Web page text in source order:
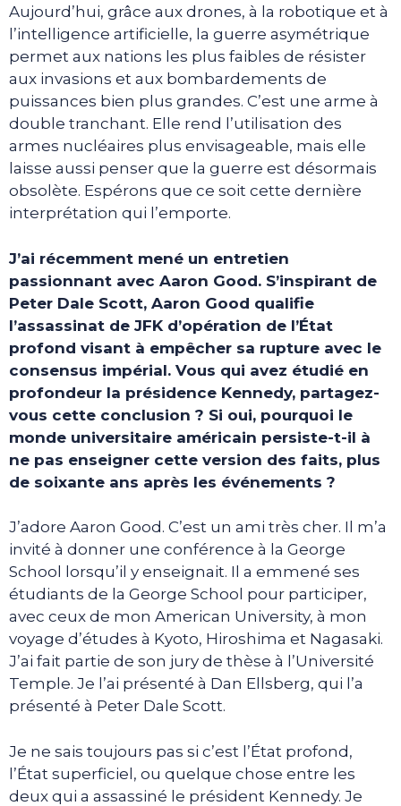
Aujourd’hui, grâce aux drones, à la robotique et à
l’intelligence artificielle, la guerre asymétrique
permet aux nations les plus faibles de résister
aux invasions et aux bombardements de
puissances bien plus grandes. C’est une arme à
double tranchant. Elle rend l’utilisation des
armes nucléaires plus envisageable, mais elle
laisse aussi penser que la guerre est désormais
obsolète. Espérons que ce soit cette dernière
interprétation qui l’emporte.
J’ai récemment mené un entretien
passionnant avec Aaron Good. S’inspirant de
Peter Dale Scott, Aaron Good qualifie
l’assassinat de JFK d’opération de l’État
profond visant à empêcher sa rupture avec le
consensus impérial. Vous qui avez étudié en
profondeur la présidence Kennedy, partagez-
vous cette conclusion ? Si oui, pourquoi le
monde universitaire américain persiste-t-il à
ne pas enseigner cette version des faits, plus
de soixante ans après les événements ?
J’adore Aaron Good. C’est un ami très cher. Il m’a
invité à donner une conférence à la George
School lorsqu’il y enseignait. Il a emmené ses
étudiants de la George School pour participer,
avec ceux de mon American University, à mon
voyage d’études à Kyoto, Hiroshima et Nagasaki.
J’ai fait partie de son jury de thèse à l’Université
Temple. Je l’ai présenté à Dan Ellsberg, qui l’a
présenté à Peter Dale Scott.
Je ne sais toujours pas si c’est l’État profond,
l’État superficiel, ou quelque chose entre les
deux qui a assassiné le président Kennedy. Je